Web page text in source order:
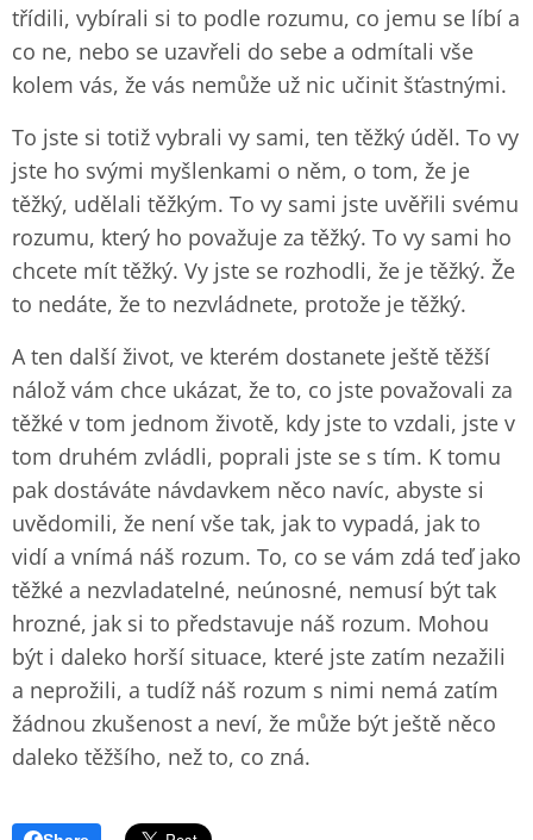
třídili, vybírali si to podle rozumu, co jemu se líbí a
co ne, nebo se uzavřeli do sebe a odmítali vše
kolem vás, že vás nemůže už nic učinit šťastnými.
To jste si totiž vybrali vy sami, ten těžký úděl. To vy
jste ho svými myšlenkami o něm, o tom, že je
těžký, udělali těžkým. To vy sami jste uvěřili svému
rozumu, který ho považuje za těžký. To vy sami ho
chcete mít těžký. Vy jste se rozhodli, že je těžký. Že
to nedáte, že to nezvládnete, protože je těžký.
A ten další život, ve kterém dostanete ještě těžší
nálož vám chce ukázat, že to, co jste považovali za
těžké v tom jednom životě, kdy jste to vzdali, jste v
tom druhém zvládli, poprali jste se s tím. K tomu
pak dostáváte návdavkem něco navíc, abyste si
uvědomili, že není vše tak, jak to vypadá, jak to
vidí a vnímá náš rozum. To, co se vám zdá teď jako
těžké a nezvladatelné, neúnosné, nemusí být tak
hrozné, jak si to představuje náš rozum. Mohou
být i daleko horší situace, které jste zatím nezažili
a neprožili, a tudíž náš rozum s nimi nemá zatím
žádnou zkušenost a neví, že může být ještě něco
daleko těžšího, než to, co zná.